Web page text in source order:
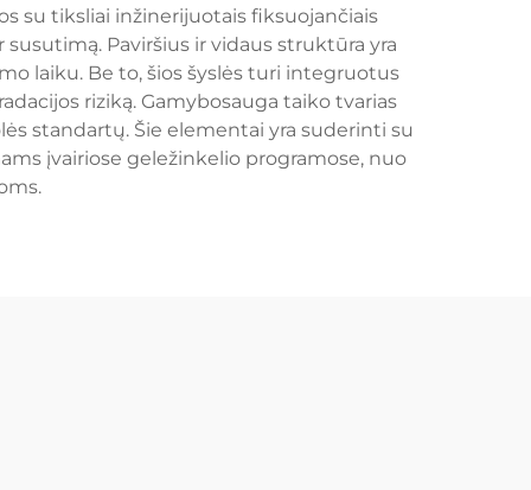
su tiksliai inžinerijuotais fiksuojančiais
Paviršius ir vidaus struktūra yra
laiku. Be to, šios šyslės turi integruotus
riziką. Gamybosauga taiko tvarias
standartų. Šie elementai yra suderinti su
įvairiose geležinkelio programose, nuo